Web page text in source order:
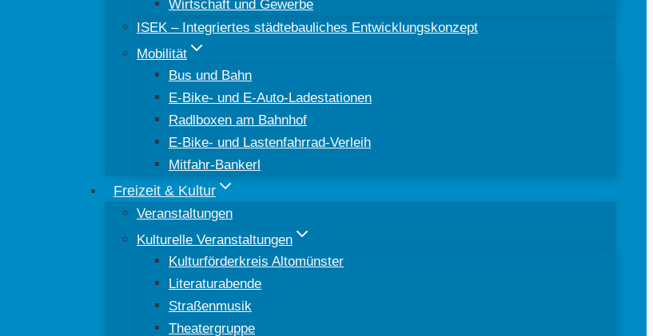
Wirtschaft und Gewerbe
ISEK – Integriertes städtebauliches Entwicklungskonzept
Mobilität
Bus und Bahn
E-Bike- und E-Auto-Ladestationen
Radlboxen am Bahnhof
E-Bike- und Lastenfahrrad-Verleih
Mitfahr-Bankerl
Freizeit & Kultur
Veranstaltungen
Kulturelle Veranstaltungen
Kulturförderkreis Altomünster
Literaturabende
Straßenmusik
Theatergruppe